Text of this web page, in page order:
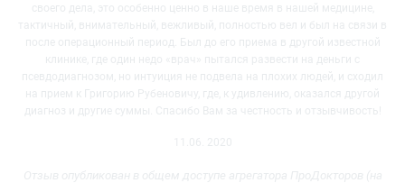
своего дела, это особенно ценно в наше время в нашей медицине,
тактичный, внимательный, вежливый, полностью вел и был на связи в
после операционный период. Был до его приема в другой известной
клинике, где один недо «врач» пытался развести на деньги с
псевдодиагнозом, но интуиция не подвела на плохих людей, и сходил
на прием к Григорию Рубеновичу, где, к удивлению, оказался другой
диагноз и другие суммы. Спасибо Вам за честность и отзывчивость!
11.06. 2020
Отзыв опубликован в общем доступе агрегатора ПроДокторов (на